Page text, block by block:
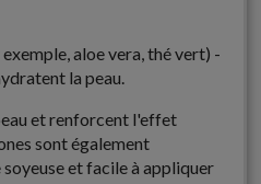
aloe vera, thé vert) -
la peau.
et renforcent l'effet
sont également
et facile à appliquer